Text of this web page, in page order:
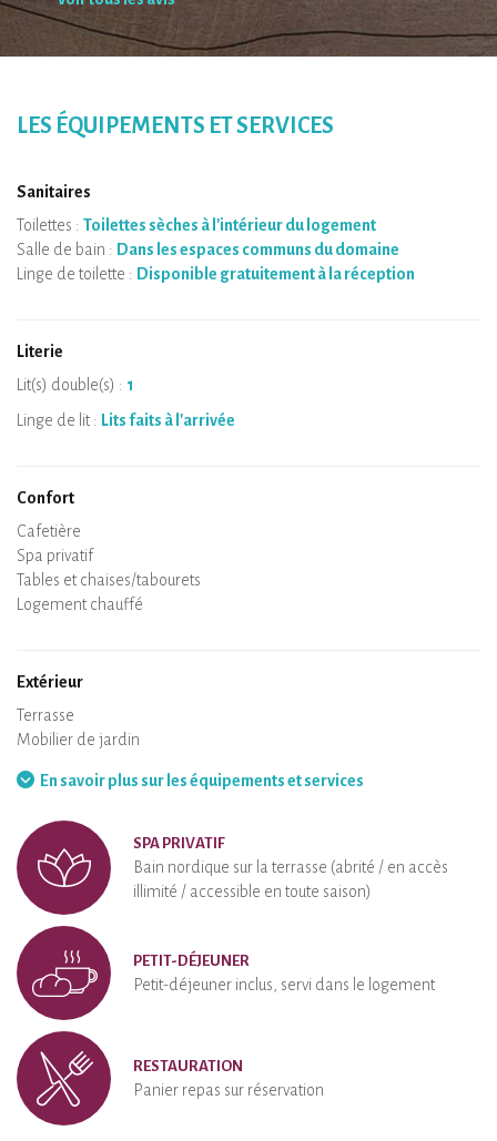
LES ÉQUIPEMENTS ET SERVICES
Sanitaires
Toilettes : Toilettes sèches à l'intérieur du logement
Salle de bain : Dans les espaces communs du domaine
Linge de toilette : Disponible gratuitement à la réception
Literie
Lit(s) double(s) : 1
Linge de lit : Lits faits à l'arrivée
Confort
Micro-ondes
Cafetière
Bouilloire
Plaque de cuisson
Four
Réfrigérateur
Vaisselle
Lave-vaisselle
Chaise bébé
Spa privatif
Sauna privatif
Tables et chaises/tabourets
Air conditionné
Logement chauffé
Extérieur
Terrasse
Mobilier de jardin
En savoir plus sur les équipements et services
SPA PRIVATIF
Bain nordique sur la terrasse (abrité / en accès
illimité / accessible en toute saison)
PETIT-DÉJEUNER
Petit-déjeuner inclus, servi dans le logement
RESTAURATION
Panier repas sur réservation